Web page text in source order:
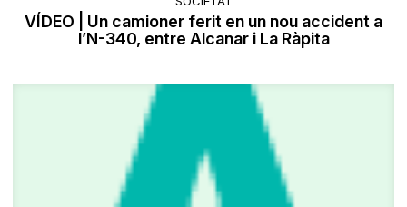
VÍDEO | Un camioner ferit en un nou accident a
l’N-340, entre Alcanar i La Ràpita